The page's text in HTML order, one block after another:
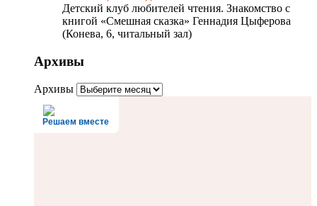
Детский клуб любителей чтения. Знакомство с
книгой «Смешная сказка» Геннадия Цыферова
(Конева, 6, читальный зал)
Архивы
Архивы
Решаем вместе